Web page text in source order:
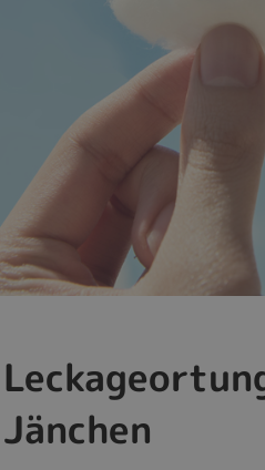
Jänchen